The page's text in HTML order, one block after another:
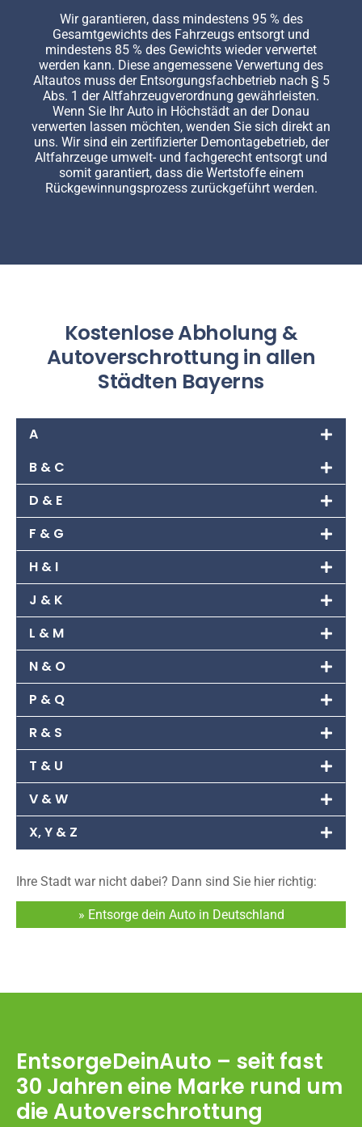
Wir garantieren, dass mindestens 95 % des
Gesamtgewichts des Fahrzeugs entsorgt und
mindestens 85 % des Gewichts wieder verwertet
werden kann. Diese angemessene Verwertung des
Altautos muss der Entsorgungsfachbetrieb nach § 5
Abs. 1 der Altfahrzeugverordnung gewährleisten.
Wenn Sie Ihr Auto in Höchstädt an der Donau
verwerten lassen möchten, wenden Sie sich direkt an
uns. Wir sind ein zertifizierter Demontagebetrieb, der
Altfahrzeuge umwelt- und fachgerecht entsorgt und
somit garantiert, dass die Wertstoffe einem
Rückgewinnungsprozess zurückgeführt werden.
Kostenlose Abholung &
Autoverschrottung in allen
Städten Bayerns
A
B & C
D & E
F & G
H & I
J & K
L & M
N & O
P & Q
R & S
T & U
V & W
X, Y & Z
Ihre Stadt war nicht dabei? Dann sind Sie hier richtig:
» Entsorge dein Auto in Deutschland
EntsorgeDeinAuto – seit fast
30 Jahren eine Marke rund um
die Autoverschrottung